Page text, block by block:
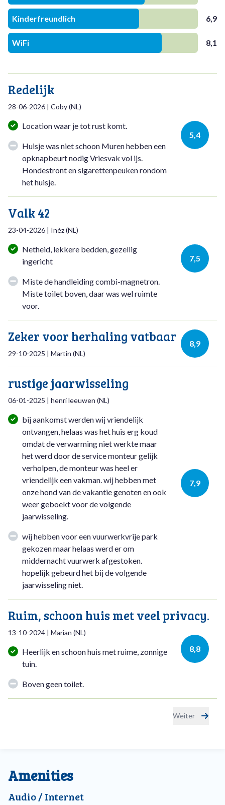
Kinderfreundlich 6,9
WiFi 8,1
Redelijk
28-06-2026 | Coby(NL)
5,4
Location waar je tot rust komt.
Huisje was niet schoon Muren hebben een
opknapbeurt nodig Vriesvak vol ijs.
Hondestront en sigarettenpeuken rondom
het huisje.
Valk 42
23-04-2026 | Inèz(NL)
7,5
Netheid, lekkere bedden, gezellig
ingericht
Miste de handleiding combi-magnetron.
Miste toilet boven, daar was wel ruimte
voor.
Zeker voor herhaling vatbaar
29-10-2025 | Martin (NL)
8,9
rustige jaarwisseling
06-01-2025 | henri leeuwen (NL)
7,9
bij aankomst werden wij vriendelijk
ontvangen, helaas was het huis erg koud
omdat de verwarming niet werkte maar
het werd door de service monteur gelijk
verholpen, de monteur was heel er
vriendelijk een vakman. wij hebben met
onze hond van de vakantie genoten en ook
weer geboekt voor de volgende
jaarwisseling.
wij hebben voor een vuurwerkvrije park
gekozen maar helaas werd er om
middernacht vuurwerk afgestoken.
hopelijk gebeurd het bij de volgende
jaarwisseling niet.
Ruim, schoon huis met veel privacy.
13-10-2024 | Marian (NL)
8,8
Heerlijk en schoon huis met ruime, zonnige
tuin.
Boven geen toilet.
Weiter
Amenities
Audio / Internet